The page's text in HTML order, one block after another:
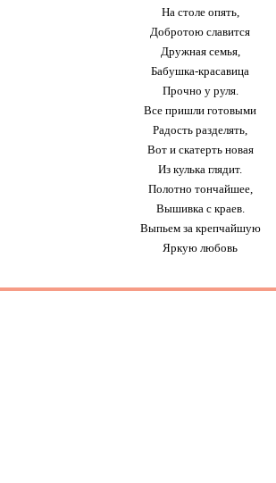
На столе опять,
Добротою славится
Дружная семья,
Бабушка-красавица
Прочно у руля.
Все пришли готовыми
Радость разделять,
Вот и скатерть новая
Из кулька глядит.
Полотно тончайшее,
Вышивка с краев.
Выпьем за крепчайшую
Яркую любовь